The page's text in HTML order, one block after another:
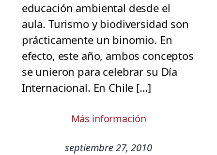
educación ambiental desde el
aula. Turismo y biodiversidad son
prácticamente un binomio. En
efecto, este año, ambos conceptos
se unieron para celebrar su Día
Internacional. En Chile […]
Más información
septiembre 27, 2010